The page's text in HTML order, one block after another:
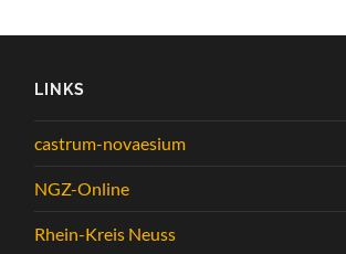
LINKS
castrum-novaesium
NGZ-Online
Rhein-Kreis Neuss